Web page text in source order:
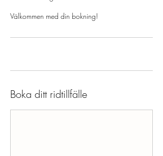
Välkommen med din bokning!
Boka ditt ridtillfälle